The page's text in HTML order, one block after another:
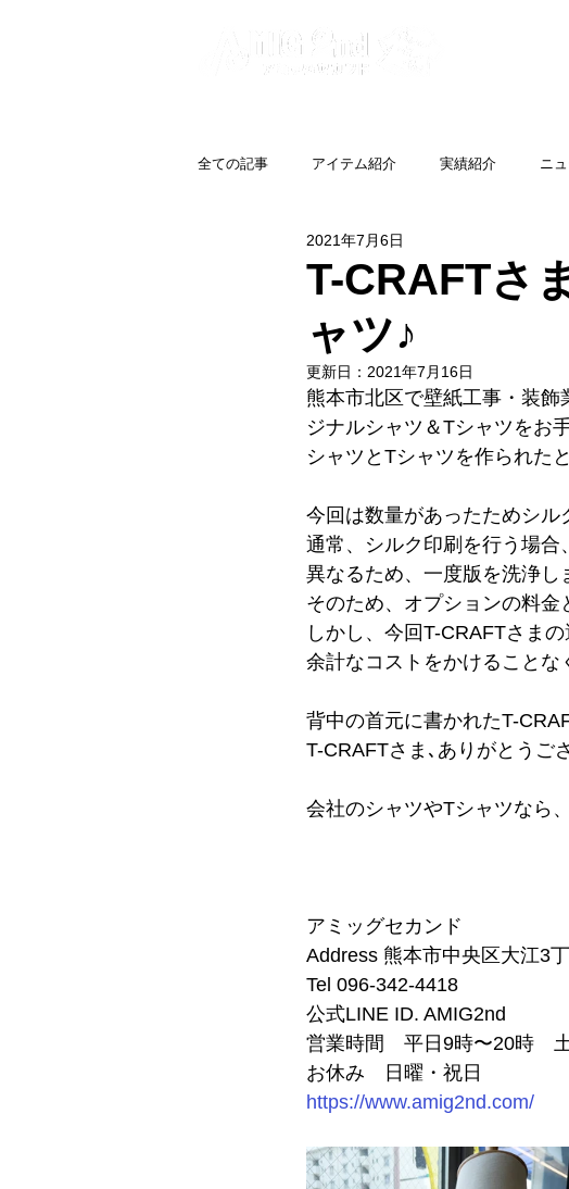
全ての記事 アイテム紹介 実績紹介 ニ
T-CRAFTさ
ャツ♪
2021年7月6日
更新日： 2021年7月16日
熊本市北区で壁紙工事・装飾
ジナルシャツ＆Tシャツをお
シャツとTシャツを作られた
今回は数量があったためシル
通常、シルク印刷を行う場
異なるため、一度版を洗浄し
そのため、オプションの料金
しかし、今回T-CRAFTさま
余計なコストをかけること
背中の首元に書かれたT-
T-CRAFTさま､ありがとうご
会社のシャツやTシャツなら
アミッグセカンド
Address 熊本市中央区大江3
Tel 096-342-4418
公式LINE ID. AMIG2nd
営業時間　平日9時〜20時　
お休み　日曜・祝日
https://www.amig2nd.com/